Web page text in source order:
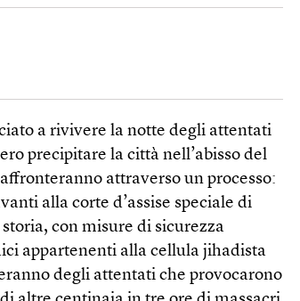
a rivivere la notte degli attentati
precipitare la città nell’abisso del
attraverso un processo:
alla corte d’assise speciale di
con misure di sicurezza
appartenenti alla cellula jihadista
degli attentati che provocarono